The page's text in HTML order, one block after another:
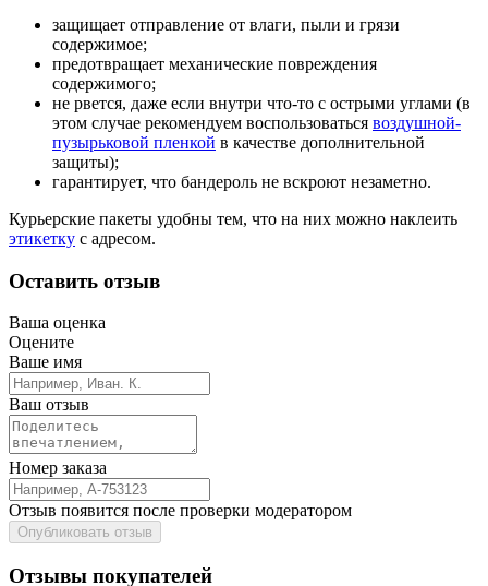
защищает отправление от влаги, пыли и грязи
содержимое;
предотвращает механические повреждения
содержимого;
не рвется, даже если внутри что-то с острыми углами (в
этом случае рекомендуем воспользоваться воздушной-
пузырьковой пленкой в качестве дополнительной
защиты);
гарантирует, что бандероль не вскроют незаметно.
Курьерские пакеты удобны тем, что на них можно наклеить
этикетку с адресом.
Оставить отзыв
Ваша оценка
Оцените
Ваше имя
Ваш отзыв
Номер заказа
Отзыв появится после проверки модератором
Опубликовать отзыв
Отзывы покупателей